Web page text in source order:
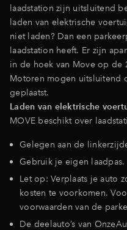
laadstation zijn uitsluitend
laden van elektrische
niet laden? Dan een
laadstation heeft. Er zijn
in de hoek van Move op de
Motoren mogen uitsluitend
geplaatst.
Laden van elektrische
MOVE beschikt over
Gelegen aan de
Gebruik je eigen
Let op: Verplaats je auto
kosten te voorkomen.
voorwaarden van de
De deelauto’s van